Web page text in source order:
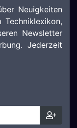
Neuigkeiten
Techniklexikon,
Newsletter
Jederzeit